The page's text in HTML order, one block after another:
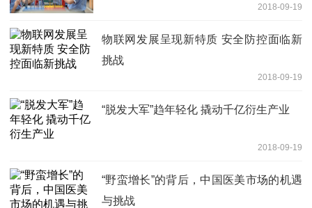
2018-09-19
物联网发展呈现新特质 安全防控面临新
挑战
2018-09-19
“脱发大军”趋年轻化 撬动千亿衍生产业
2018-09-19
“野蛮增长”的背后，中国医美市场的机遇
与挑战